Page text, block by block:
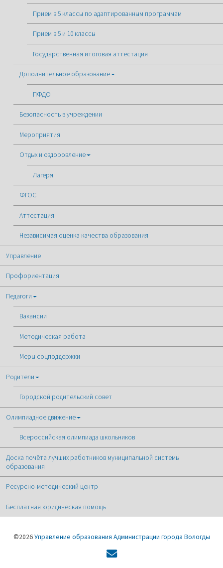
Прием в 5 классы по адаптированным программам
Прием в 5 и 10 классы
Государственная итоговая аттестация
Дополнительное образование
ПФДО
Безопасность в учреждении
Мероприятия
Отдых и оздоровление
Лагеря
ФГОС
Аттестация
Независимая оценка качества образования
Управление
Профориентация
Педагоги
Вакансии
Методическая работа
Меры соцподдержки
Родители
Городской родительский совет
Олимпиадное движение
Всероссийская олимпиада школьников
Доска почёта лучших работников муниципальной системы
образования
Ресурсно-методический центр
Бесплатная юридическая помощь
©2026Управление образования Администрации города Вологды
Форма